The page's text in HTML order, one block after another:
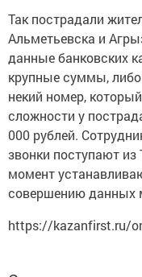
Так пострадали
Альметьевска и
данные банковских
крупные суммы, либо
некий номер,
сложности у
000 рублей.
звонки поступают
момент
совершению данных
https://kazanfirst.ru/